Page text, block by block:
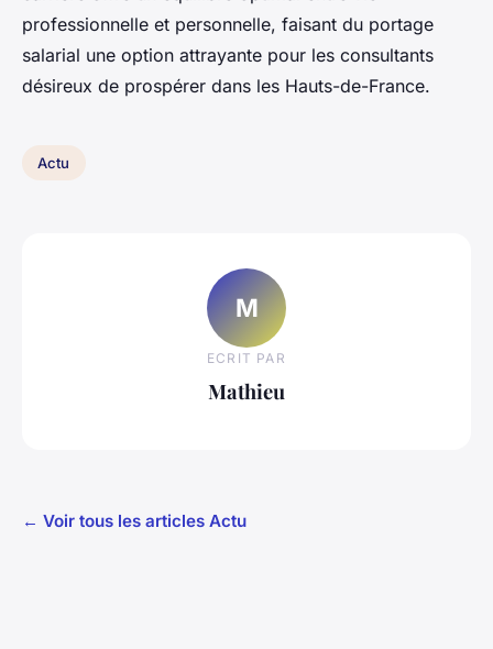
professionnelle et personnelle, faisant du portage
salarial une option attrayante pour les consultants
désireux de prospérer dans les Hauts-de-France.
Actu
M
ECRIT PAR
Mathieu
← Voir tous les articles Actu